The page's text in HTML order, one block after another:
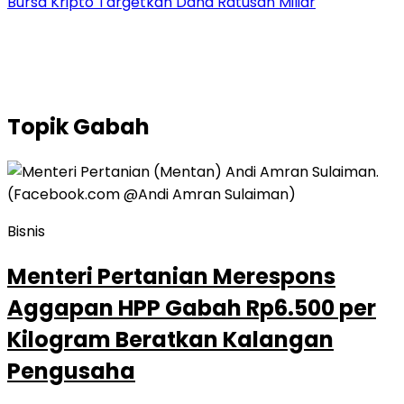
TopikGabah
Bisnis
Menteri Pertanian Merespons
Aggapan HPP Gabah Rp6.500 per
Kilogram Beratkan Kalangan
Pengusaha